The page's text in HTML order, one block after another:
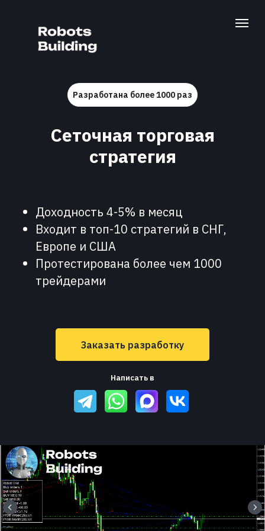
Сеточная торговая
стратегия
Разработана более 1000 раз
Доходность 4-5% в месяц
Входит в топ-10 стратегий в СНГ,
Европе и США
Протестирована более чем 1000
трейдерами
Заказать разработку
Написать в